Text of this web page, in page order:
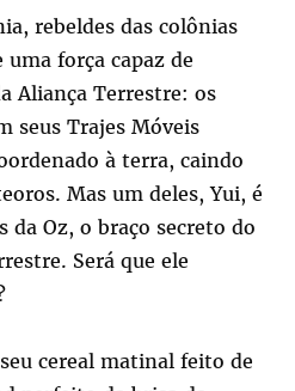
rebeldes das colônias
força capaz de
Aliança Terrestre: os
seus Trajes Móveis
à terra, caindo
Mas um deles, Yui, é
Oz, o braço secreto do
Será que ele
cereal matinal feito de